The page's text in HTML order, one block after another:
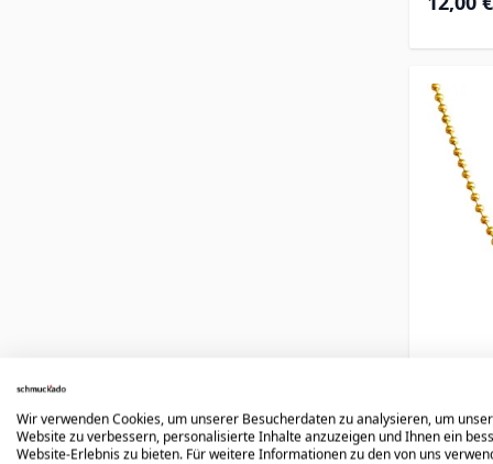
Wir verwenden Cookies, um unserer Besucherdaten zu analysieren, um
Website zu verbessern, personalisierte Inhalte anzuzeigen und Ihnen ein
Website-Erlebnis zu bieten. Für weitere Informationen zu den von uns